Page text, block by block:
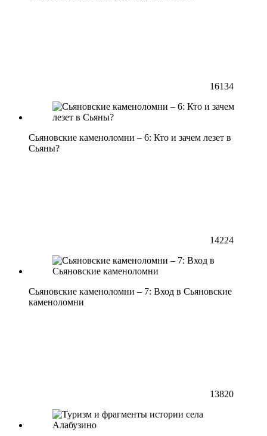
16134
Сьяновские каменоломни – 6: Кто и зачем лезет в
Сьяны?
14224
Сьяновские каменоломни – 7: Вход в Сьяновские
каменоломни
13820